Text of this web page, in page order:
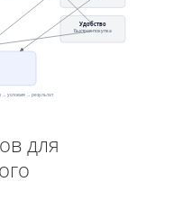
Удобство
Быстрая покупка
→ условия → результат
для